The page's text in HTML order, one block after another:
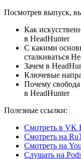
Посмотрев выпуск,
Как
в HeadHunter
С какими
сталкиваться
Зачем в
Ключевые
Почему
в HeadHunter
Полезные ссылки:
Смотреть в VK
Смотреть на
Смотреть на
Слушать на